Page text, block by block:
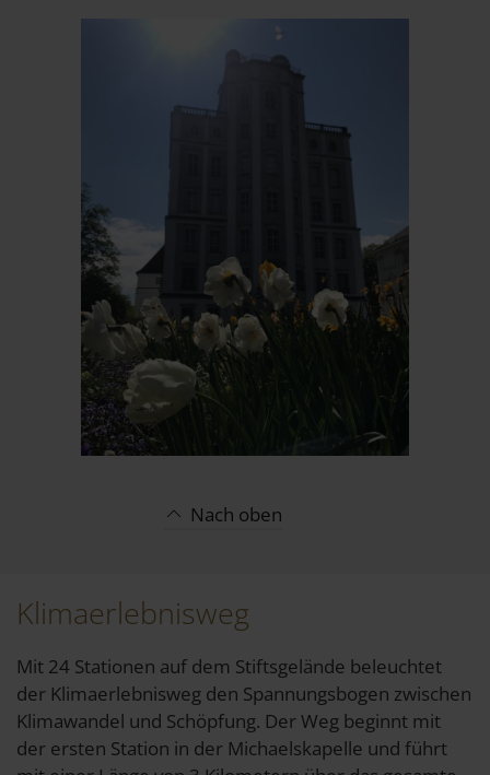
Nach oben
Klimaerlebnisweg
Mit 24 Stationen auf dem Stiftsgelände beleuchtet
der Klimaerlebnisweg den Spannungsbogen zwischen
Klimawandel und Schöpfung. Der Weg beginnt mit
der ersten Station in der Michaelskapelle und führt